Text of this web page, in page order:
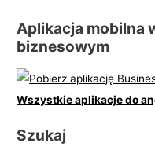
Aplikacja mobilna
biznesowym
Wszystkie aplikacje do
Szukaj